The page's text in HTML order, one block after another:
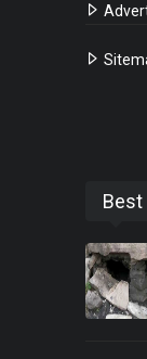
Best